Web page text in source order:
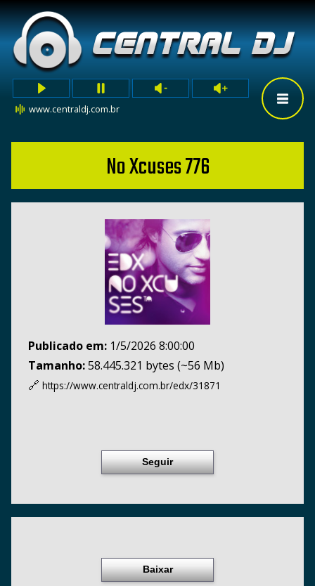
www.centraldj.com.br
No Xcuses 776
Publicado em: 1/5/2026 8:00:00
Tamanho:58.445.321 bytes (~56 Mb)
🔗 https://www.centraldj.com.br/edx/31871
Seguir
Baixar